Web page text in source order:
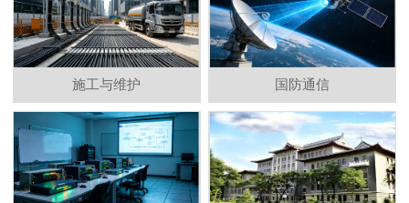
施工与维护 国防通信